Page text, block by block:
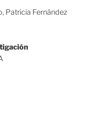
Patricia Fernández